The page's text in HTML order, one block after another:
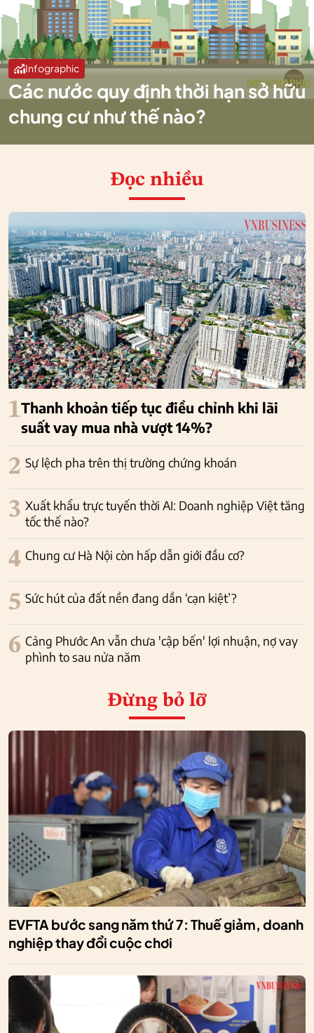
Infographic
Các nước quy định thời hạn sở hữu
chung cư như thế nào?
Đọc nhiều
1Thanh khoản tiếp tục điều chỉnh khi lãi
suất vay mua nhà vượt 14%?
2 Sự lệch pha trên thị trường chứng khoán
3 Xuất khẩu trực tuyến thời AI: Doanh nghiệp Việt tăng
tốc thế nào?
4 Chung cư Hà Nội còn hấp dẫn giới đầu cơ?
5 Sức hút của đất nền đang dần ‘cạn kiệt’?
6 Cảng Phước An vẫn chưa 'cập bến' lợi nhuận, nợ vay
phình to sau nửa năm
Đừng bỏ lỡ
EVFTA bước sang năm thứ 7: Thuế giảm, doanh
nghiệp thay đổi cuộc chơi